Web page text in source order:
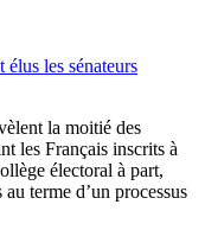
les sénateurs
la moitié des
les Français inscrits à
électoral à part,
terme d’un processus